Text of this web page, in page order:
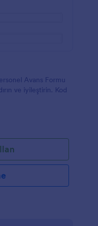
Avans Formu
ve iyileştirin. Kod